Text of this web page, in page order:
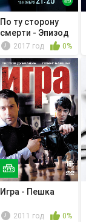
По ту сторону
смерти - Эпизод
11 2017 год 0%
Игра - Пешка
2011 год 0%